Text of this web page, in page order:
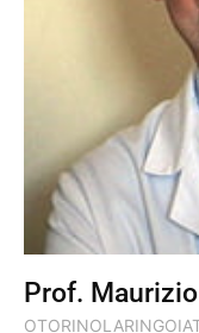
Prof.